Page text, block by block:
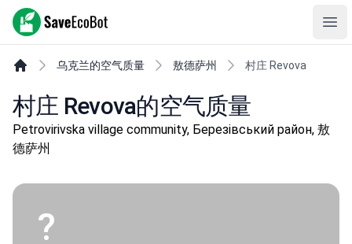
SaveEcoBot
乌克兰的空气质量 敖德萨州 村庄 Revova
村庄 Revova的空气质量
Petrovirivska village community, Березівський район, 敖
德萨州
?